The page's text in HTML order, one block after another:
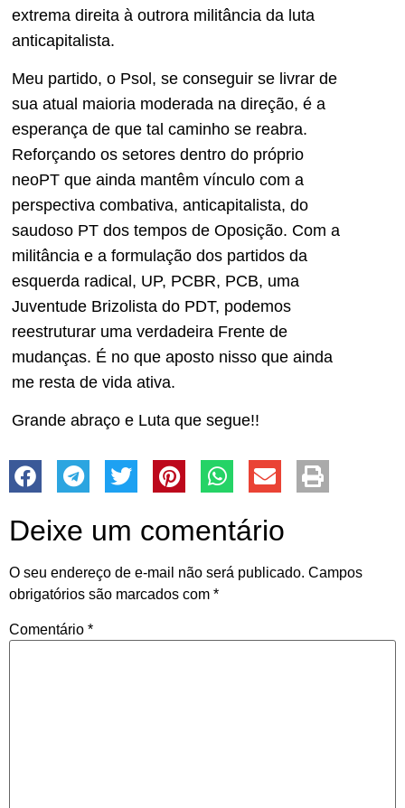
extrema direita à outrora militância da luta
anticapitalista.
Meu partido, o Psol, se conseguir se livrar de
sua atual maioria moderada na direção, é a
esperança de que tal caminho se reabra.
Reforçando os setores dentro do próprio
neoPT que ainda mantêm vínculo com a
perspectiva combativa, anticapitalista, do
saudoso PT dos tempos de Oposição. Com a
militância e a formulação dos partidos da
esquerda radical, UP, PCBR, PCB, uma
Juventude Brizolista do PDT, podemos
reestruturar uma verdadeira Frente de
mudanças. É no que aposto nisso que ainda
me resta de vida ativa.
Grande abraço e Luta que segue!!
Deixe um comentário
O seu endereço de e-mail não será publicado. Campos
obrigatórios são marcados com *
Comentário *